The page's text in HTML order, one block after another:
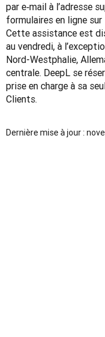
par e‑mail à l’adresse
formulaires en ligne
Cette assistance est
au vendredi, à
Nord-Westphalie,
centrale. DeepL se
prise en charge à sa
Clients.
Dernière mise à jour :